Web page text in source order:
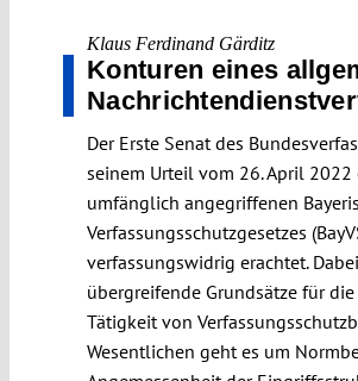
Klaus Ferdinand Gärditz
Konturen eines
Der Erste Senat des
seinem Urteil vom 26. April 2022
umfänglich angegriffenen
Verfassungsschutzgesetzes
verfassungswidrig erachtet.
übergreifende Grundsätze für
Tätigkeit von
Wesentlichen geht es um